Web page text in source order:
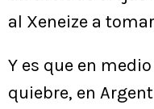
al Xeneize a
Y es que en
quiebre, en